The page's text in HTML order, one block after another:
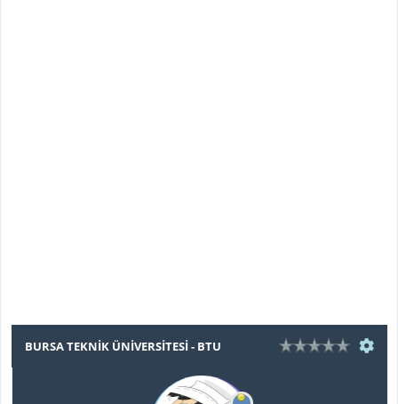
BURSA TEKNİK ÜNİVERSİTESİ - BTU